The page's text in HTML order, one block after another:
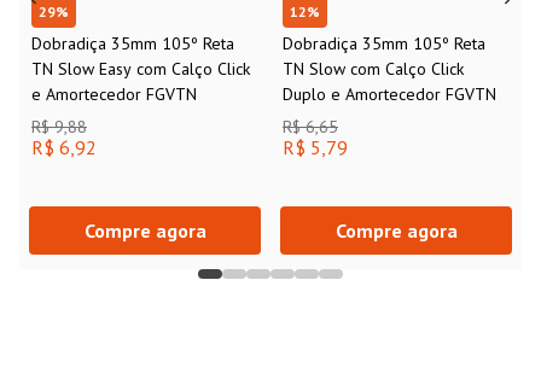
29%
Dobradiça 35mm 105º Reta
TN Slow Easy com Calço Click
e Amortecedor FGVTN
R$ 9,88
R$ 6,92
Compre agora
12%
Dobradiça 35mm 105º Reta
TN Slow com Calço Click
Duplo e Amortecedor FGVTN
R$ 6,65
R$ 5,79
Compre agora